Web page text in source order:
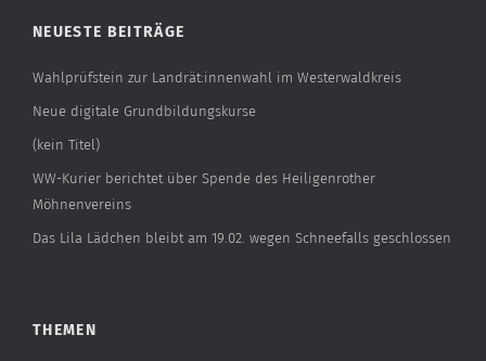
NEUESTE BEITRÄGE
Wahlprüfstein zur Landrät:innenwahl im Westerwaldkreis
Neue digitale Grundbildungskurse
(kein Titel)
WW-Kurier berichtet über Spende des Heiligenrother
Möhnenvereins
Das Lila Lädchen bleibt am 19.02. wegen Schneefalls geschlossen
THEMEN